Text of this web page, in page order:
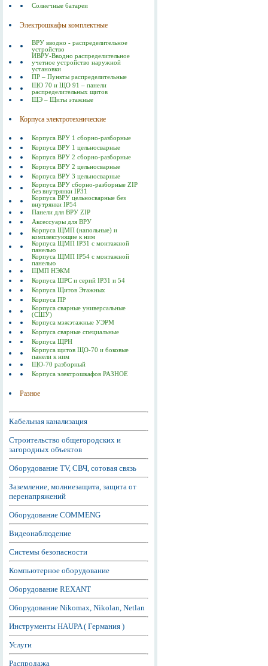
Солнечные батареи
Электрошкафы комплектные
ВРУ вводно - распределительное
устройство
ИВРУ-Вводно распределительное
учетное устройство наружной
установки
ПР – Пункты распределительные
ЩО 70 и ЩО 91 – панели
распределительных щитов
ЩЭ – Щиты этажные
Корпуса электротехнические
Корпуса ВРУ 1 сборно-разборные
Корпуса ВРУ 1 цельносварные
Корпуса ВРУ 2 сборно-разборные
Корпуса ВРУ 2 цельносварные
Корпуса ВРУ 3 цельносварные
Корпуса ВРУ сборно-разборные ZIP
без внутрянки IP31
Корпуса ВРУ цельносварные без
внутрянки IP54
Панели для ВРУ ZIP
Аксессуары для ВРУ
Корпуса ЩМП (напольные) и
комплектующие к ним
Корпуса ЩМП IP31 с монтажной
панелью
Корпуса ЩМП IP54 с монтажной
панелью
ЩМП НЭКМ
Корпуса ШРС и серий IP31 и 54
Корпуса Щитов Этажных
Корпуса ПР
Корпуса сварные универсальные
(СШУ)
Корпуса мэжэтажные УЭРМ
Корпуса сварные специальные
Корпуса ЩРН
Корпуса щитов ЩО-70 и боковые
панели к ним
ЩО-70 разборный
Корпуса электрошкафов РАЗНОЕ
Разное
Кабельная канализация
Строительство общегородских и
загородных объектов
Оборудование TV, СВЧ, сотовая связь
Заземление, молниезащита, защита от
перенапряжений
Оборудование COMMENG
Видеонаблюдение
Системы безопасности
Компьютерное оборудование
Оборудование REXANT
Оборудование Nikomax, Nikolan, Netlan
Инструменты HAUPA ( Германия )
Услуги
Распродажа